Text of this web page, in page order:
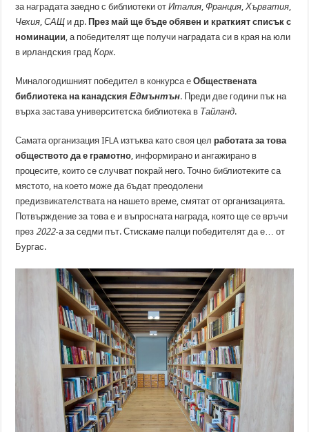
за наградата заедно с библиотеки отИталия ,Франция ,Хърватия
Чехия ,САЩ и др.През май ще бъде обявен и краткият списък с
номинации , а победителят ще получи наградата си в края на юли
в ирландския градКорк.
Миналогодишният победител в конкурса еОбществената
библиотека на канадскияЕдмънтън. Преди две години пък на
върха застава университетска библиотека в Тайланд.
Самата организация IFLA изтъква като своя целработата за това
обществото да е грамотно , информирано и ангажирано в
процесите, които се случват покрай него. Точно библиотеките са
мястото, на което може да бъдат преодолени
предизвикателствата на нашето време, смятат от организацията.
Потвърждение за това е и въпросната награда, която ще се връчи
през 2022-а за седми път. Стискаме палци победителят да е… от
Бургас.